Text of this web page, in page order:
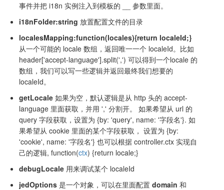
事件并把 i18n 实例注入到模板的 __ 参数里面。
i18nFolder:string 放置配置文件的目录
localesMapping:function(locales){return localeId;}
从一个可能的 locale 数组，返回唯一一个 localeId。比如
header['accept-language'].split(',') 可以得到一个locale 的
数组，我们可以写一些逻辑并返回最终我们想要的
localeId。
getLocale如果为空，默认逻辑是从 http 头的 accept-
language 里面获取，并用 ',' 分割开。 如果希望从 url 的
query 字段获取，设置为 {by: 'query', name: '字段名'}. 如
果希望从 cookie 里面的某个字段获取， 设置为 {by:
'cookie', name: '字段名'} 也可以根据 controller.ctx 实现自
己的逻辑, function(ctx) {return locale;}
debugLocale用来调试某个 localeId
jedOptions是一个对象，可以在里面配置 domain 和